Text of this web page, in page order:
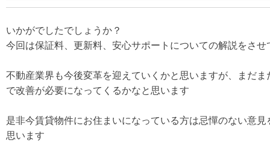
いかがでしたでしょうか？
今回は保証料、更新料、安心サポートについての解説をさせ
不動産業界も今後変革を迎えていくかと思いますが、まだ
で改善が必要になってくるかなと思います
是非今賃貸物件にお住まいになっている方は忌憚のない意
思います